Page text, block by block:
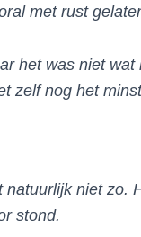
met rust
het was niet
zelf nog het
niet
stond.